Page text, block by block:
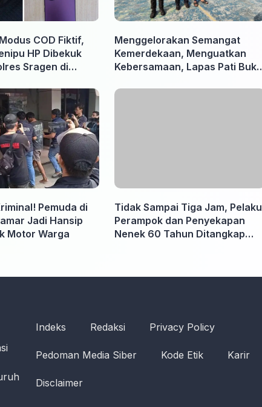
COD Fiktif,
HP Dibekuk
Sragen di
Menggelorakan Semangat
Kemerdekaan, Menguatkan
Kebersamaan, Lapas Pati Buka
Warga Binaan Antusias Ikuti
Pemuda di
Jadi Hansip
Motor Warga
Tidak Sampai Tiga Jam, Pelaku
Perampok dan Penyekapan
Nenek 60 Tahun Ditangkap
Indeks Redaksi Privacy Policy
Pedoman Media Siber Kode Etik Karir
Disclaimer